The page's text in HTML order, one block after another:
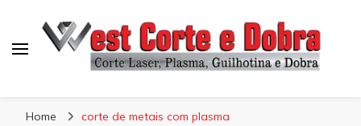
Home corte de metais com plasma